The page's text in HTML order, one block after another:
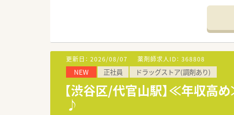
■職種や職域に合わせ、豊富な社
■薬剤師が中心の会社だからこそ
■店舗拡大に伴い、エリアマネジャ
■在宅や教育等の専門性を活かせ
■その他にも、管理部門や商品部門
■在宅実施店舗は年々増加しており
■育児休暇は3歳まで取得が可能で
■年間休日が120日とワークライフ
■日用品から常備薬まで、従業員割
更新日： 2026/08/07 薬剤師求人ID： 368808
NEW 正社員 ドラッグストア(調剤あり)
【渋谷区/代官山駅】≪年収高
♪